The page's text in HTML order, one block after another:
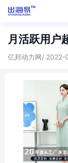
月活跃用户
亿邦动力网/ 2022-